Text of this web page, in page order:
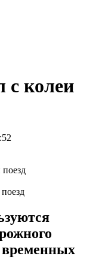
с колеи
временных